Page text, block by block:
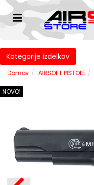
Kategorije izdelkov
Domov AIRSOFT PIŠTOLE
NOVO!